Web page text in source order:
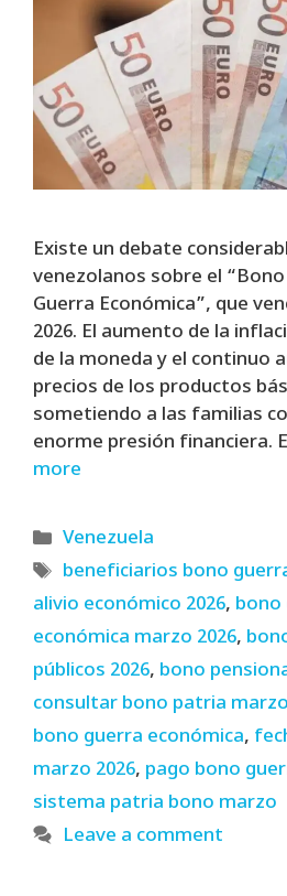
Existe un debate
venezolanos sobre el
Guerra Económica”, que
2026. El aumento de la
de la moneda y el continuo
precios de los productos
sometiendo a las familias
enorme presión financiera.
more
Categories
Venezuela
Tags
beneficiarios bono
alivio económico 2026, bono
económica marzo 2026,
públicos 2026, bono
consultar bono patria
bono guerra económica,
marzo 2026, pago bono
sistema patria bono marzo
Leave a comment